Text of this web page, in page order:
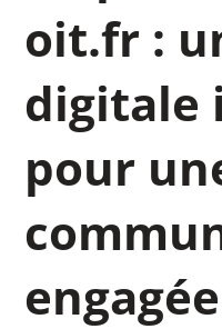
oit.fr :
digitale
pour
engagée